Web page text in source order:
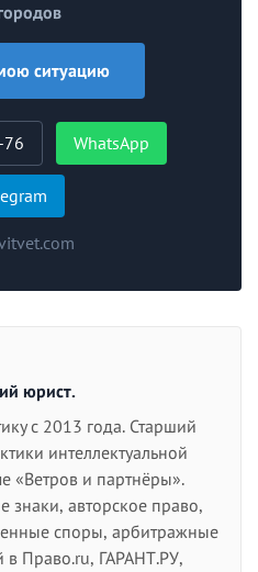
ситуацию
76 WhatsApp
юрист.
с 2013 года. Старший
интеллектуальной
«Ветров и партнёры».
знаки, авторское право,
споры, арбитражные
в Право.ru, ГАРАНТ.РУ,